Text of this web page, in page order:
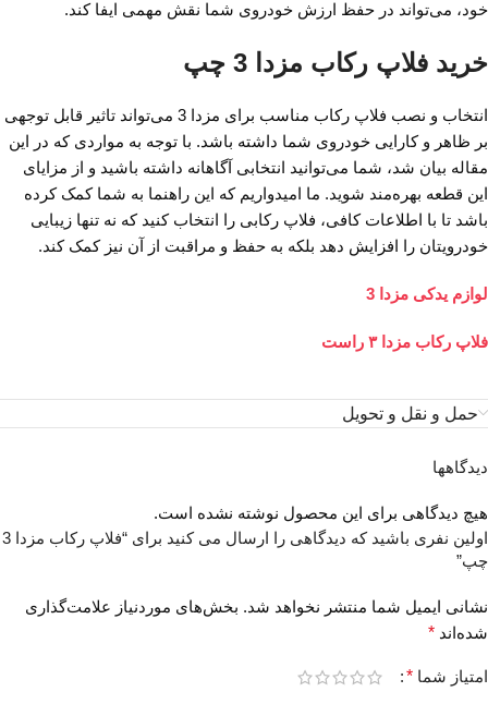
خود، می‌تواند در حفظ ارزش خودروی شما نقش مهمی ایفا کند.
خرید فلاپ رکاب مزدا 3 چپ
انتخاب و نصب فلاپ رکاب مناسب برای مزدا 3 می‌تواند تاثیر قابل توجهی
بر ظاهر و کارایی خودروی شما داشته باشد. با توجه به مواردی که در این
مقاله بیان شد، شما می‌توانید انتخابی آگاهانه داشته باشید و از مزایای
این قطعه بهره‌مند شوید. ما امیدواریم که این راهنما به شما کمک کرده
باشد تا با اطلاعات کافی، فلاپ رکابی را انتخاب کنید که نه تنها زیبایی
خودرویتان را افزایش دهد بلکه به حفظ و مراقبت از آن نیز کمک کند.
لوازم یدکی مزدا 3
فلاپ رکاب مزدا ۳ راست
حمل و نقل و تحویل
دیدگاهها
هیچ دیدگاهی برای این محصول نوشته نشده است.
اولین نفری باشید که دیدگاهی را ارسال می کنید برای “فلاپ رکاب مزدا 3
چپ”
نشانی ایمیل شما منتشر نخواهد شد. بخش‌های موردنیاز علامت‌گذاری
شده‌اند *
امتیاز شما *